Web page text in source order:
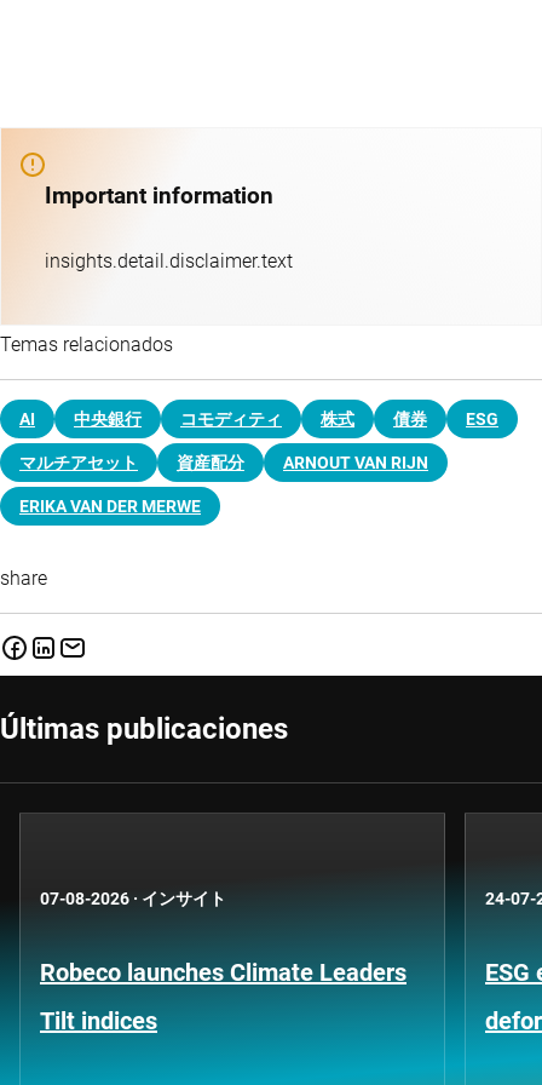
Important information
insights.detail.disclaimer.text
Temas relacionados
AI 中央銀行 コモディティ 株式 債券 ESG
マルチアセット 資産配分 ARNOUT VAN RIJN
ERIKA VAN DER MERWE
share
Últimas publicaciones
07-08-2026 · インサイト
Robeco launches Climate Leaders
Tilt indices
24-07-